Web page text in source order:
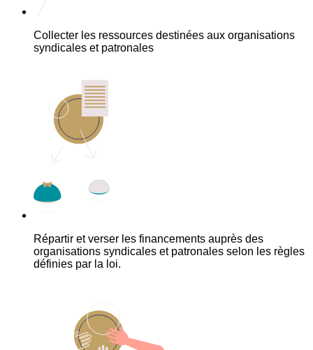
Collecter les ressources destinées aux organisations
syndicales et patronales
Répartir et verser les financements auprès des
organisations syndicales et patronales selon les règles
définies par la loi.